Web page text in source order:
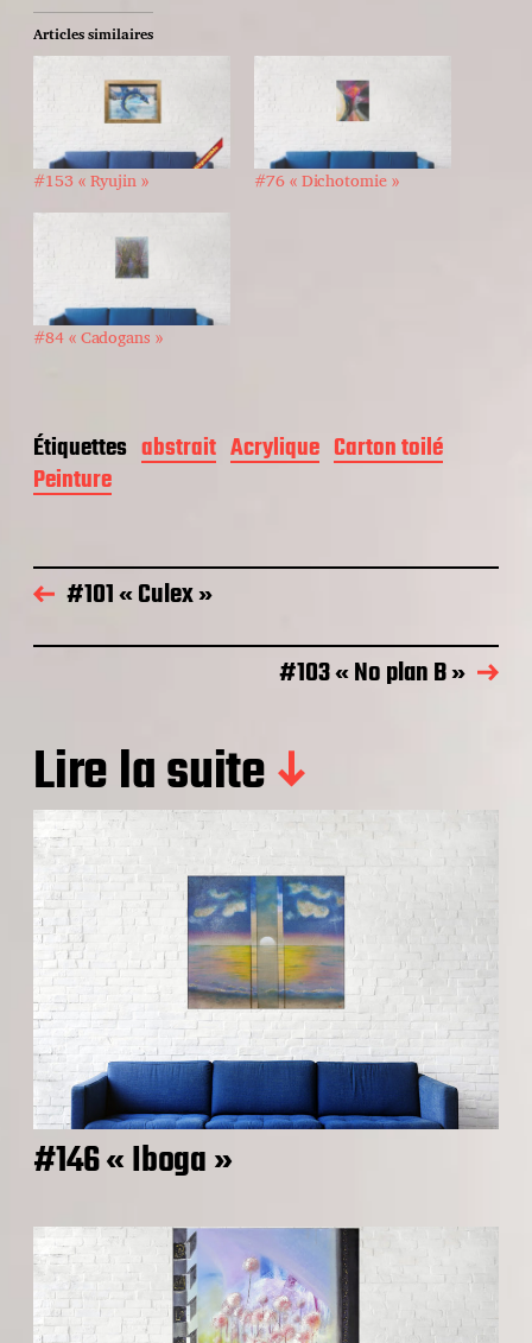
Articles similaires
#153 « Ryujin » #76 « Dichotomie »
#84 « Cadogans »
Étiquettes abstrait Acrylique Carton toilé
Peinture
#101 « Culex »
#103 « No plan B »
Lire la suite
#146 « Iboga »